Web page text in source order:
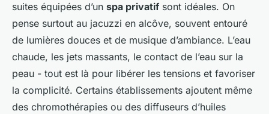
suites équipées d’un spa privatif sont idéales. On
pense surtout au jacuzzi en alcôve, souvent entouré
de lumières douces et de musique d’ambiance. L’eau
chaude, les jets massants, le contact de l’eau sur la
peau - tout est là pour libérer les tensions et favoriser
la complicité. Certains établissements ajoutent même
des chromothérapies ou des diffuseurs d’huiles